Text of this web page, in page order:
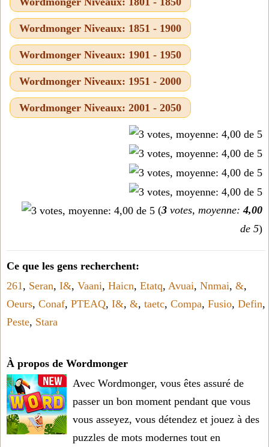
Wordmonger Niveaux: 1851 - 1900
Wordmonger Niveaux: 1901 - 1950
Wordmonger Niveaux: 1951 - 2000
Wordmonger Niveaux: 2001 - 2050
(3 votes, moyenne:4,00
de 5)
Ce que les gens recherchent:
261, Seran, I&, Vaani, Haicn, Etatq, Avuai, Nnmai, &,
Oeurs, Conaf, PTEAQ, I&, &, taetc, Compa, Fusio, Defin,
Peste, Stara
À propos de Wordmonger
Avec Wordmonger, vous êtes assuré de
passer un bon moment pendant que vous
vous asseyez, vous détendez et jouez à des
puzzles de mots modernes tout en